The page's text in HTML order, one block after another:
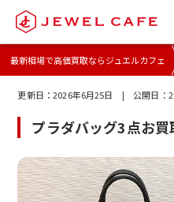
最新相場で高価買取ならジュエルカフェ
更新日：2026年6月25日 | 公開日：
プラダバッグ3点お